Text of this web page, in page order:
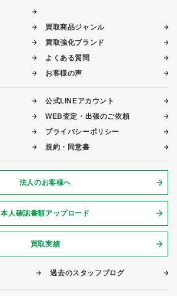
買取商品ジャンル
買取強化ブランド
よくある質問
お客様の声
公式LINEアカウント
WEB査定・出張のご依頼
プライバシーポリシー
規約・同意書
法人のお客様へ
本人確認書類アップロード
買取実績
過去のスタッフブログ